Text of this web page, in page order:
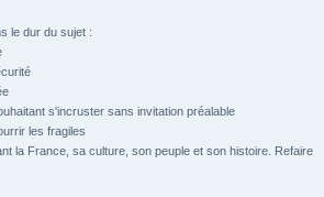
le dur du sujet :
s'incruster sans invitation préalable
les fragiles
la France, sa culture, son peuple et son histoire. Refaire